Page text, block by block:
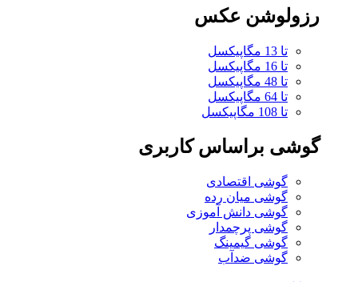
رزولوشن عکس
تا 13 مگاپیکسل
تا 16 مگاپیکسل
تا 48 مگاپیکسل
تا 64 مگاپیکسل
تا 108 مگاپیکسل
گوشی براساس کاربری
گوشی اقتصادی
گوشی میان رده
گوشی دانش آموزی
گوشی پرچمدار
گوشی گیمینگ
گوشی ضدآب